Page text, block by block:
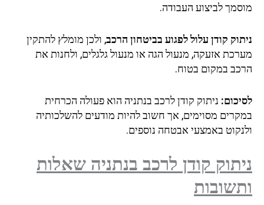
מוסמך לביצוע העבודה.
ניתוק קודן עלול לפגוע בביטחון הרכב, ולכן מומלץ להתקין
מערכת אזעקה, מנעול הגה או מנעול גלגלים, ולחנות את
הרכב במקום בטוח.
לסיכום: ניתוק קודן לרכב בנתניה הוא פעולה הכרחית
במקרים מסוימים, אך חשוב להיות מודעים להשלכותיה
ולנקוט באמצעי אבטחה נוספים.
ניתוק קודן לרכב בנתניה שאלות
ותשובות